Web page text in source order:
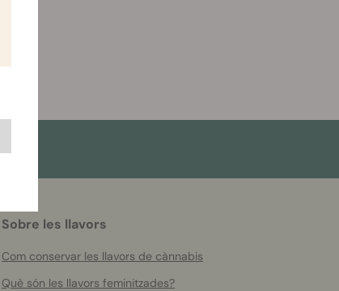
Sobre les llavors
Com conservar les llavors de cànnabis
Què són les llavors feminitzades?